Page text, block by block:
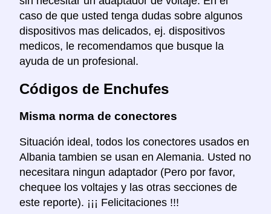
caso de que usted tenga dudas sobre algunos
dispositivos mas delicados, ej. dispositivos
medicos, le recomendamos que busque la
ayuda de un profesional.
Códigos de Enchufes
Misma norma de conectores
Situación ideal, todos los conectores usados en
Albania tambien se usan en Alemania. Usted no
necesitara ningun adaptador (Pero por favor,
chequee los voltajes y las otras secciones de
este reporte). ¡¡¡ Felicitaciones !!!